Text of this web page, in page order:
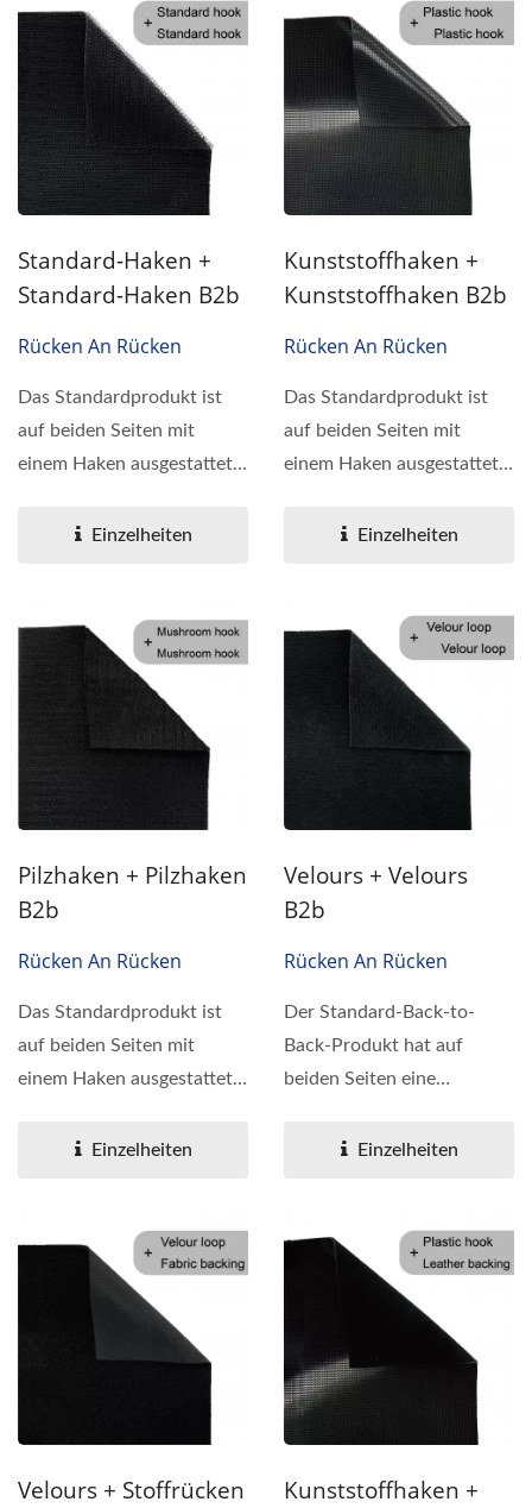
Standard-Haken +
Standard-Haken B2b
Rücken An Rücken
Das Standardprodukt ist
auf beiden Seiten mit
einem Haken ausgestattet,
Einzelheiten
Kunststoffhaken +
Kunststoffhaken B2b
Rücken An Rücken
Das Standardprodukt ist
auf beiden Seiten mit
einem Haken ausgestattet,
Einzelheiten
Pilzhaken + Pilzhaken
B2b
Rücken An Rücken
Das Standardprodukt ist
auf beiden Seiten mit
einem Haken ausgestattet,
Einzelheiten
Velours + Velours
B2b
Rücken An Rücken
Der Standard-Back-to-
Back-Produkt hat auf
beiden Seiten eine
Haken wie einen...
Einzelheiten
Velours + Stoffrücken
Kunststoffhaken +